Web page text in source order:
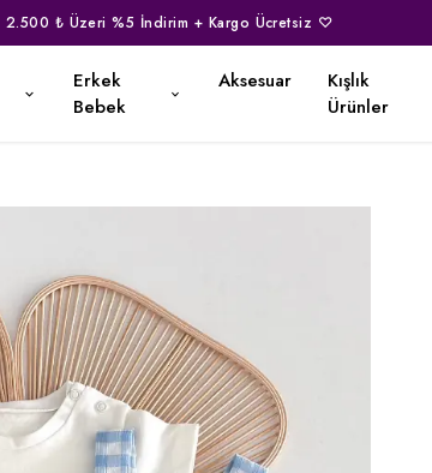
2.500 ₺ Üzeri %5 İndirim + Kargo Ücretsiz ♡
Erkek
Bebek
Aksesuar
Kışlık
Ürünler